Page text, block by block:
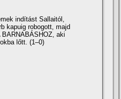
indítást Sallaitól,
kapuig robogott, majd
BARNABÁSHOZ, aki
lőtt. (1–0)